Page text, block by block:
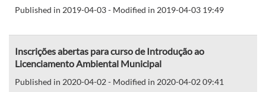
Published in 2019-04-03 - Modified in 2019-04-03 19:49
Inscrições abertas para curso de Introdução ao
Licenciamento Ambiental Municipal
Published in 2020-04-02 - Modified in 2020-04-02 09:41